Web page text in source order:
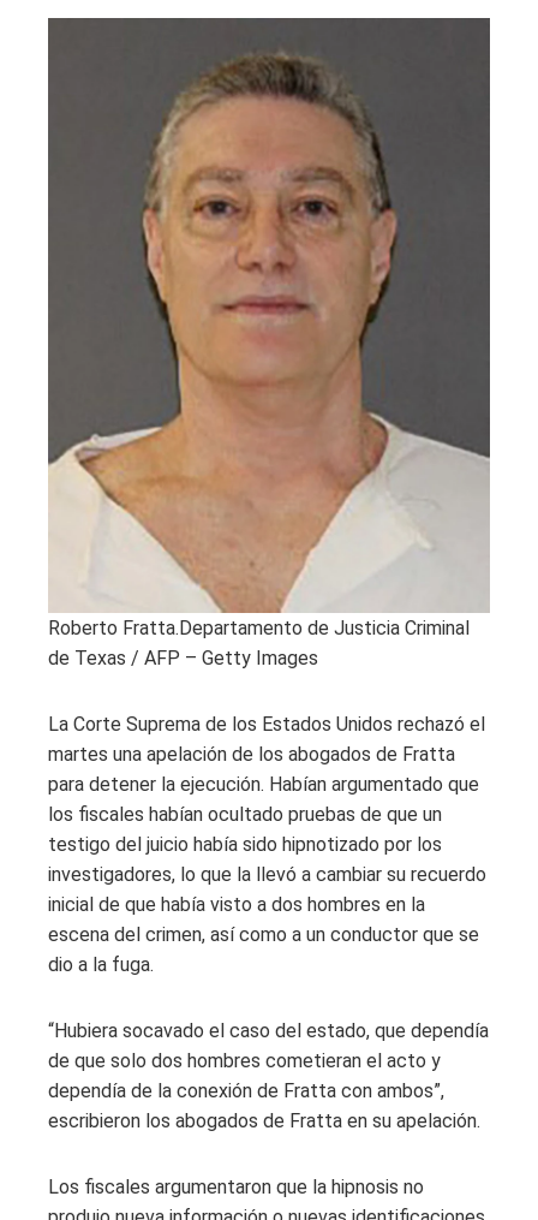
Roberto Fratta. Departamento de Justicia Criminal
de Texas / AFP – Getty Images
La Corte Suprema de los Estados Unidos rechazó el
martes una apelación de los abogados de Fratta
para detener la ejecución. Habían argumentado que
los fiscales habían ocultado pruebas de que un
testigo del juicio había sido hipnotizado por los
investigadores, lo que la llevó a cambiar su recuerdo
inicial de que había visto a dos hombres en la
escena del crimen, así como a un conductor que se
dio a la fuga.
“Hubiera socavado el caso del estado, que dependía
de que solo dos hombres cometieran el acto y
dependía de la conexión de Fratta con ambos”,
escribieron los abogados de Fratta en su apelación.
Los fiscales argumentaron que la hipnosis no